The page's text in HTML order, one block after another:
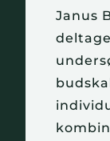
Janus